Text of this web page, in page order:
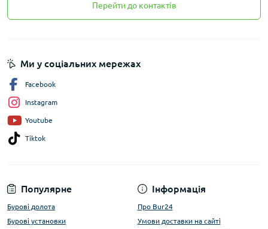
Перейти до контактів
Популярне
Бурові долота
Бурові установки
Інформація
Про Bur24
Умови доставки на сайті
Ми у соціальних мережах
Facebook
Instagram
Youtube
Tiktok